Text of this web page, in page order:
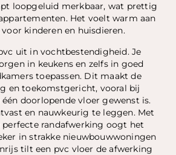
loopgeluid merkbaar, wat prettig
Het voelt warm aan
kinderen en huisdieren.
uit in vochtbestendigheid. Je
in keukens en zelfs in goed
toepassen. Dit maakt de
en toekomstgericht, vooral bij
doorlopende vloer gewenst is.
en nauwkeurig te leggen. Met
perfecte randafwerking oogt het
in strakke nieuwbouwwoningen
tilt een pvc vloer de afwerking